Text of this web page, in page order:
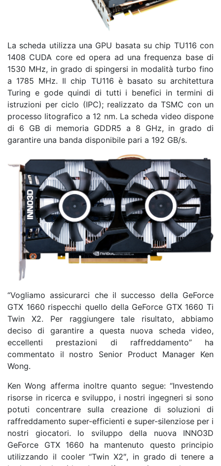
La scheda utilizza una GPU basata su chip TU116 con
1408 CUDA core ed opera ad una frequenza base di
1530 MHz, in grado di spingersi in modalità turbo fino
a 1785 MHz. Il chip TU116 è basato su architettura
Turing e gode quindi di tutti i benefici in termini di
istruzioni per ciclo (IPC); realizzato da TSMC con un
processo litografico a 12 nm. La scheda video dispone
di 6 GB di memoria GDDR5 a 8 GHz, in grado di
garantire una banda disponibile pari a 192 GB/s.
“Vogliamo assicurarci che il successo della GeForce
GTX 1660 rispecchi quello della GeForce GTX 1660 Ti
Twin X2. Per raggiungere tale risultato, abbiamo
deciso di garantire a questa nuova scheda video,
eccellenti prestazioni di raffreddamento” ha
commentato il nostro Senior Product Manager Ken
Wong.
Ken Wong afferma inoltre quanto segue: “Investendo
risorse in ricerca e sviluppo, i nostri ingegneri si sono
potuti concentrare sulla creazione di soluzioni di
raffreddamento super-efficienti e super-silenziose per i
nostri giocatori. lo sviluppo della nuova INNO3D
GeForce GTX 1660 ha mantenuto questo principio
utilizzando il cooler “Twin X2″, in grado di tenere a